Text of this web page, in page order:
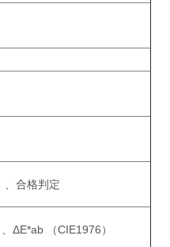
、合格判定
、ΔE*ab （CIE1976）